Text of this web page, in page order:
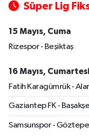
Süper Lig
15 Mayıs, Cuma
Rizespor - Beşiktaş
16 Mayıs, Cumartesi
Fatih Karagümrük -
Gaziantep FK -
Samsunspor - Göztepe